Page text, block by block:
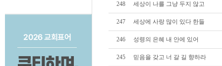
248 세상이 나를 그냥 두지 않고
247 세상에 사랑 많이 있다 한들
246 성령의 은혜 내 안에 있어
245 믿음을 갖고 너 갈 길 향하라